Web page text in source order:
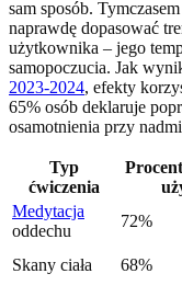
sam sposób. Tymczasem
naprawdę dopasować
użytkownika – jego
samopoczucia. Jak
2023-2024, efekty
65% osób deklaruje
osamotnienia przy
Typ
ćwiczenia
Medytacja
oddechu
72%
Skany ciała
68%